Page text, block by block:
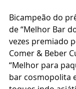
Bicampeão do
de “Melhor Bar
vezes premiado
Comer & Beber
“Melhor para
bar cosmopolita